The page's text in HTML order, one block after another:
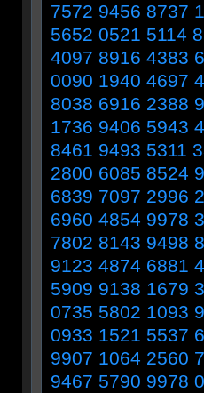
7572 9456 8737
5652 0521 5114
4097 8916 4383
0090 1940 4697
8038 6916 2388
1736 9406 5943
8461 9493 5311
2800 6085 8524
6839 7097 2996
6960 4854 9978
7802 8143 9498
9123 4874 6881
5909 9138 1679
0735 5802 1093
0933 1521 5537
9907 1064 2560
9467 5790 9978